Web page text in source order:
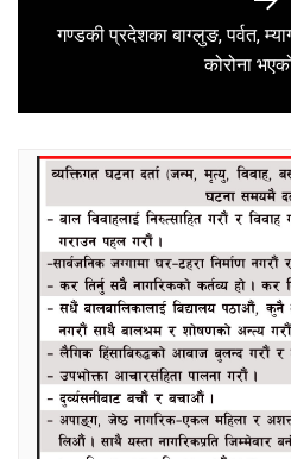
गण्डकी प्रदेशका बाग्लुङ, पर्वत,
कोरोना